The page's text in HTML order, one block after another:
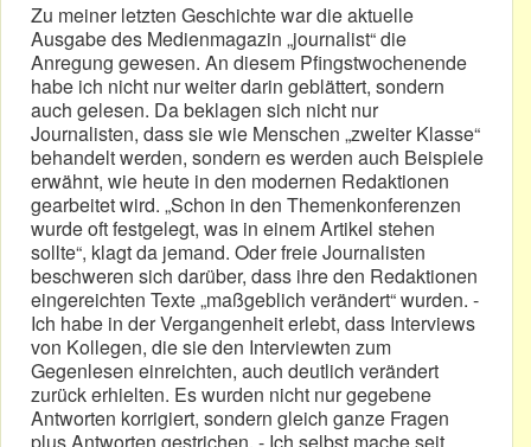
Zu meiner letzten Geschichte war die aktuelle
Ausgabe des Medienmagazin „journalist“ die
Anregung gewesen. An diesem Pfingstwochenende
habe ich nicht nur weiter darin geblättert, sondern
auch gelesen. Da beklagen sich nicht nur
Journalisten, dass sie wie Menschen „zweiter Klasse“
behandelt werden, sondern es werden auch Beispiele
erwähnt, wie heute in den modernen Redaktionen
gearbeitet wird. „Schon in den Themenkonferenzen
wurde oft festgelegt, was in einem Artikel stehen
sollte“, klagt da jemand. Oder freie Journalisten
beschweren sich darüber, dass ihre den Redaktionen
eingereichten Texte „maßgeblich verändert“ wurden. -
Ich habe in der Vergangenheit erlebt, dass Interviews
von Kollegen, die sie den Interviewten zum
Gegenlesen einreichten, auch deutlich verändert
zurück erhielten. Es wurden nicht nur gegebene
Antworten korrigiert, sondern gleich ganze Fragen